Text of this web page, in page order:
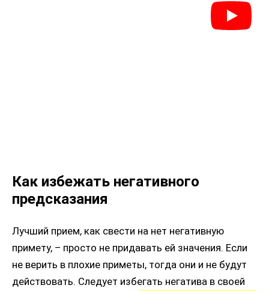
Как избежать негативного
предсказания
Лучший прием, как свести на нет негативную
примету, – просто не придавать ей значения. Если
не верить в плохие приметы, тогда они и не будут
действовать. Следует избегать негатива в своей